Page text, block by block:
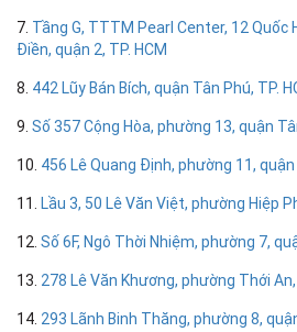
7. Tầng G, TTTM Pearl Center, 12 Quốc
Điền, quận 2, TP. HCM
8. 442 Lũy Bán Bích, quận Tân Phú, TP.
9. Số 357 Cộng Hòa, phường 13, quận
10. 456 Lê Quang Định, phường 11, quận
11. Lầu 3, 50 Lê Văn Việt, phường Hiệp
12. Số 6F, Ngô Thời Nhiệm, phường 7,
13. 278 Lê Văn Khương, phường Thới
14. 293 Lãnh Binh Thăng, phường 8,